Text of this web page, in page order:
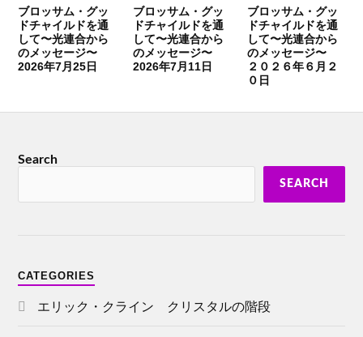
ブロッサム・グッ
ドチャイルドを通
して〜光連合から
のメッセージ〜
2026年7月25日
ブロッサム・グッ
ドチャイルドを通
して〜光連合から
のメッセージ〜
2026年7月11日
ブロッサム・グッ
ドチャイルドを通
して〜光連合から
のメッセージ〜
２０２６年６月２
０日
Search
SEARCH
CATEGORIES
エリック・クライン クリスタルの階段